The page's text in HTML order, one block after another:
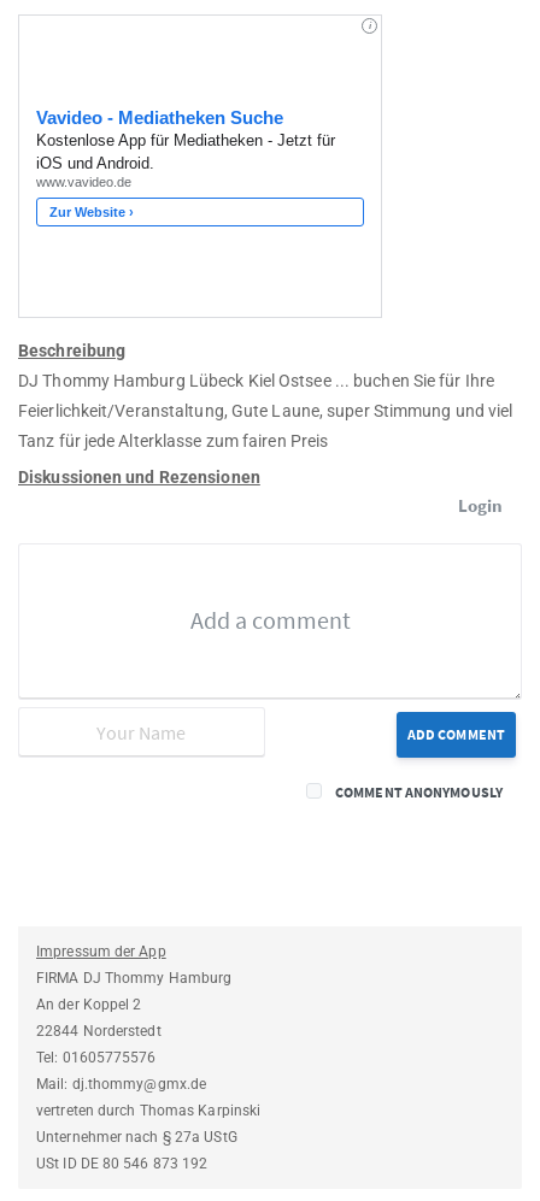
Beschreibung
DJ Thommy Hamburg Lübeck Kiel Ostsee ... buchen Sie für Ihre
Feierlichkeit/Veranstaltung, Gute Laune, super Stimmung und viel
Tanz für jede Alterklasse zum fairen Preis
Diskussionen und Rezensionen
Login
ADD COMMENT
COMMENT ANONYMOUSLY
Impressum der App
FIRMA DJ Thommy Hamburg
An der Koppel 2
22844 Norderstedt
Tel: 01605775576
Mail: dj.thommy@gmx.de
vertreten durch Thomas Karpinski
Unternehmer nach § 27a UStG
USt ID DE 80 546 873 192